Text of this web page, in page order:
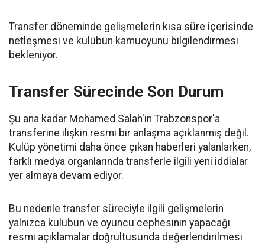
Transfer döneminde gelişmelerin kısa süre içerisinde
netleşmesi ve kulübün kamuoyunu bilgilendirmesi
bekleniyor.
Transfer Sürecinde Son Durum
Şu ana kadar Mohamed Salah'ın Trabzonspor'a
transferine ilişkin resmi bir anlaşma açıklanmış değil.
Kulüp yönetimi daha önce çıkan haberleri yalanlarken,
farklı medya organlarında transferle ilgili yeni iddialar
yer almaya devam ediyor.
Bu nedenle transfer süreciyle ilgili gelişmelerin
yalnızca kulübün ve oyuncu cephesinin yapacağı
resmi açıklamalar doğrultusunda değerlendirilmesi